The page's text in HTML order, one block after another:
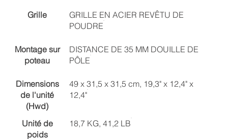
Grille
GRILLE EN ACIER REVÊTU DE
POUDRE
Montage sur
poteau
DISTANCE DE 35 MM DOUILLE DE
PÔLE
Dimensions
de l'unité
(Hwd)
49 x 31,5 x 31,5 cm, 19,3" x 12,4" x
12,4"
Unité de
poids
18,7 KG, 41,2 LB